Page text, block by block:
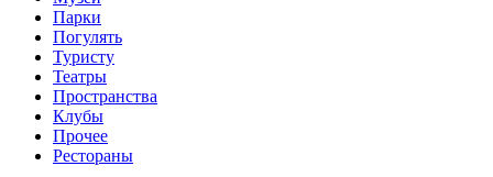
Парки
Погулять
Туристу
Театры
Пространства
Клубы
Прочее
Рестораны